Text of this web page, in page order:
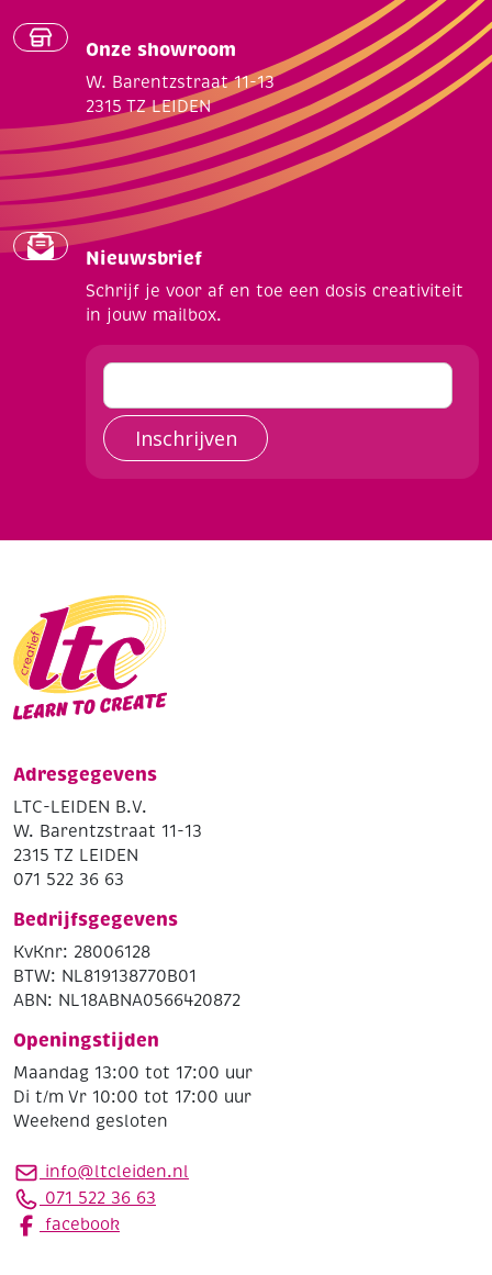
Onze showroom
W. Barentzstraat 11-13
2315 TZ LEIDEN
Nieuwsbrief
Schrijf je voor af en toe een dosis creativiteit
in jouw mailbox.
Inschrijven
Adresgegevens
LTC-LEIDEN B.V.
W. Barentzstraat 11-13
2315 TZ LEIDEN
071 522 36 63
Bedrijfsgegevens
KvKnr: 28006128
BTW: NL819138770B01
ABN: NL18ABNA0566420872
Openingstijden
Maandag 13:00 tot 17:00 uur
Di t/m Vr 10:00 tot 17:00 uur
Weekend gesloten
info@ltcleiden.nl
071 522 36 63
facebook